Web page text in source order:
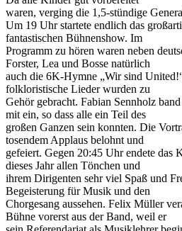
waren, verging die 1,5-stündige
Um 19 Uhr startete endlich das
fantastischen Bühnenshow. Im
Programm zu hören waren neben
Forster, Lea und Bosse natürlich
auch die 6K-Hymne „Wir sind
folkloristische Lieder wurden zu
Gehör gebracht. Fabian Sennholz
mit ein, so dass alle ein Teil des
großen Ganzen sein konnten. Die
tosendem Applaus belohnt und
gefeiert. Gegen 20:45 Uhr endete das
dieses Jahr allen Tönchen und
ihrem Dirigenten sehr viel Spaß und
Begeisterung für Musik und den
Chorgesang aussehen. Felix Müller
Bühne vorerst aus der Band, weil er